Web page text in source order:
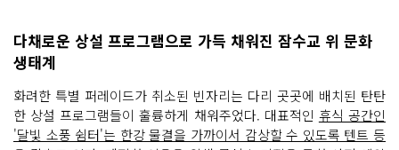
은 가
판 부
스
이 배
치
되
어 있
고, 한
다채로운 상설 프로그램으로 가득 채워진 잠수교 위 문화
생태계
화려한 특별 퍼레이드가 취소된 빈자리는 다리 곳곳에 배치된 탄탄
한 상설 프로그램들이 훌륭하게 채워주었다. 대표적인 휴식 공간인
'달빛 소풍 쉼터'는 한강 물결을 가까이서 감상할 수 있도록 텐트 등